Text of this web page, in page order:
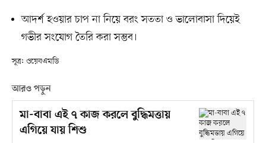
আদর্শ হওয়ার চাপ না নিয়ে বরং সততা ও ভালোবাসা দিয়েই
গভীর সংযোগ তৈরি করা সম্ভব।
সূত্র: ওয়েবএমডি
আরও পড়ুন
মা-বাবা এই ৭ কাজ করলে বুদ্ধিমত্তায়
এগিয়ে যায় শিশু